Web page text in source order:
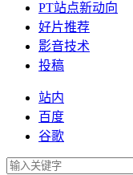
PT站点新动向
好片推荐
影音技术
投稿
站内
百度
谷歌